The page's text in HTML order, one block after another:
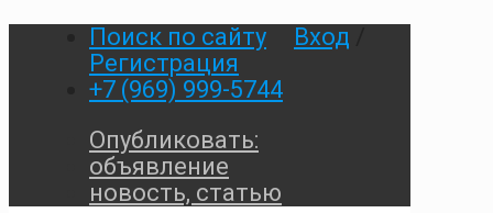
Поиск по сайту Вход
Регистрация
+7 (969) 999-5744
Опубликовать:
объявление
новость, статью